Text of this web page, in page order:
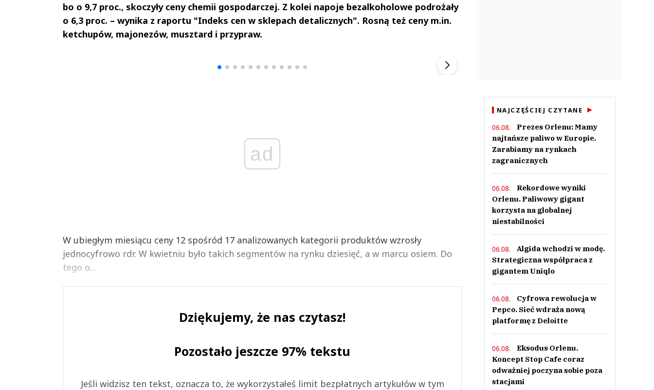
bo o 9,7 proc., skoczyły ceny chemii gospodarczej. Z kolei napoje bezalkoholowe podrożały
o 6,3 proc. – wynika z raportu "Indeks cen w sklepach detalicznych". Rosną też ceny m.in.
ketchupów, majonezów, musztard i przypraw.
ad
W ubiegłym miesiącu ceny 12 spośród 17 analizowanych kategorii produktów wzrosły
jednocyfrowo rdr. W kwietniu było takich segmentów na rynku dziesięć, a w marcu osiem. Do
tego o...
Dziękujemy, że nas czytasz!
Pozostało jeszcze 97% tekstu
Jeśli widzisz ten tekst, oznacza to, że wykorzystałeś limit bezpłatnych artykułów w tym
Andrzej i Marta
Marta i Andrzej
NAJCZĘŚCIEJ CZYTANE
06.08.
Prezes Orlenu: Mamy
najtańsze paliwo w Europie.
Zarabiamy na rynkach
zagranicznych
06.08.
Rekordowe wyniki
Orlenu. Paliwowy gigant
korzysta na globalnej
niestabilności
06.08.
Algida wchodzi w modę.
Strategiczna współpraca z
gigantem Uniqlo
06.08.
Cyfrowa rewolucja w
Pepco. Sieć wdraża nową
platformę z Deloitte
06.08.
Eksodus Orlenu.
Koncept Stop Cafe coraz
odważniej poczyna sobie poza
stacjami